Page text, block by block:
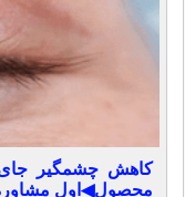
محصول◀اول